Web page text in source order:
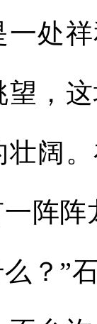
处
，
阔
阵
？”